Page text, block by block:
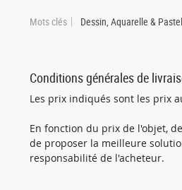
Mots clés Dessin, Aquarelle &
Conditions générales de
Les prix indiqués sont les prix
En fonction du prix de l'objet,
de proposer la meilleure
responsabilité de l'acheteur.